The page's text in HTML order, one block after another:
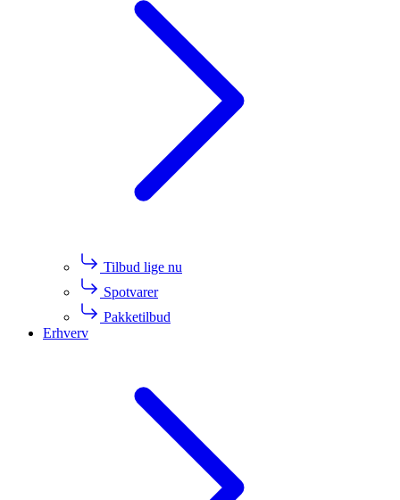
Tilbud lige nu
Spotvarer
Pakketilbud
Erhverv